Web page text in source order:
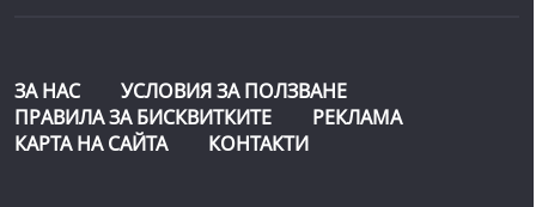
ЗА НАС
УСЛОВИЯ ЗА ПОЛЗВАНЕ
ПРАВИЛА ЗА БИСКВИТКИТЕ
РЕКЛАМА
КАРТА НА САЙТА
КОНТАКТИ